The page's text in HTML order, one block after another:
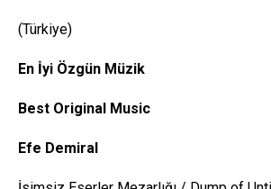
(Türkiye)
En İyi Özgün Müzik
Best Original Music
Efe Demiral